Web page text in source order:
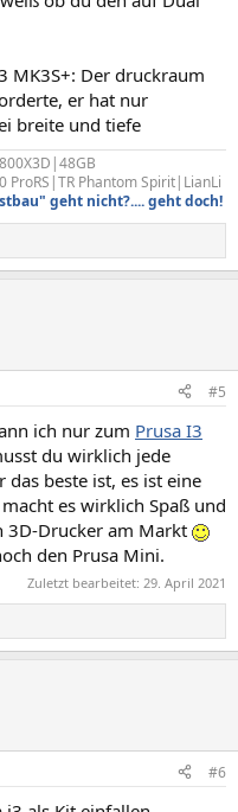
MK3S+: Der druckraum
er hat nur
breite und tiefe
ProRS|TR Phantom Spirit|LianLi
geht nicht?.... geht doch!
#5
ich nur zum Prusa I3
du wirklich jede
beste ist, es ist eine
es wirklich Spaß und
3D-Drucker am Markt
den Prusa Mini.
Zuletzt bearbeitet: 29. April 2021
#6